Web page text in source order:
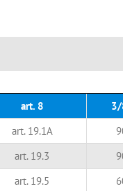
art. 8
art. 19.1A
art. 19.3
art. 19.5